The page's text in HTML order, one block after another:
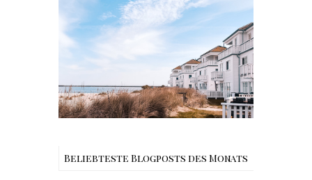
Reisen - Schleiregion
Beliebteste Blogposts des Monats